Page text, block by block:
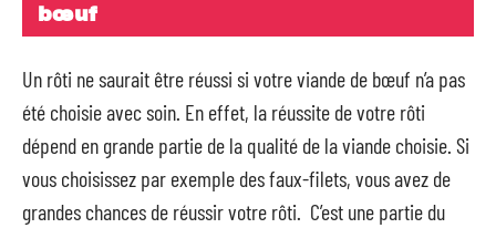
bœuf
Un rôti ne saurait être réussi si votre viande de bœuf n’a pas
été choisie avec soin. En effet, la réussite de votre rôti
dépend en grande partie de la qualité de la viande choisie. Si
vous choisissez par exemple des faux-filets, vous avez de
grandes chances de réussir votre rôti. C’est une partie du